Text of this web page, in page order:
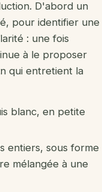
D'abord un
pour identifier une
: une fois
à le proposer
qui entretient la
blanc, en petite
entiers, sous forme
mélangée à une